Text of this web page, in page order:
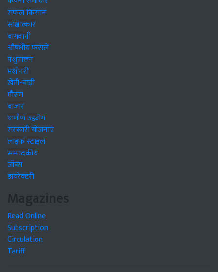
सफल किसान
साक्षात्कार
बागवानी
औषधीय फसलें
पशुपालन
मशीनरी
खेती-बाड़ी
मौसम
बाजार
ग्रामीण उद्द्योग
सरकारी योजनाएं
लाइफ स्टाइल
सम्पादकीय
जॉब्स
डायरेक्टरी
Magazines
Read Online
Subscription
Circulation
Tariff